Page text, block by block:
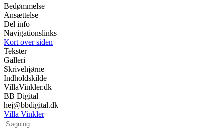
Bedømmelse
Ansættelse
Del info
Navigationslinks
Kort over siden
Tekster
Galleri
Skrivehjørne
Indholdskilde
VillaVinkler.dk
BB Digital
hej@bbdigital.dk
Villa Vinkler